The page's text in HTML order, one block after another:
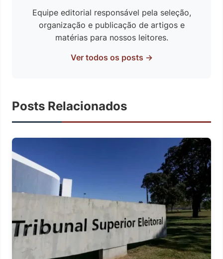
Equipe editorial responsável pela seleção,
organização e publicação de artigos e
matérias para nossos leitores.
Ver todos os posts →
Posts Relacionados